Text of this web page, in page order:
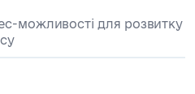
можливості для розвитку